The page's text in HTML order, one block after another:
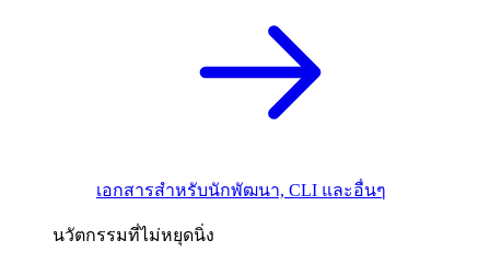
เอกสารสำหรับนักพัฒนา, CLI และอื่นๆ
นวัตกรรมที่ไม่หยุดนิ่ง